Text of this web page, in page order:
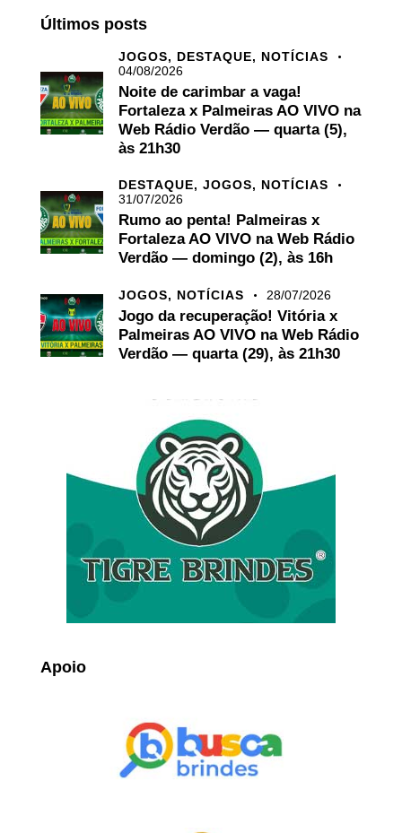
Últimos posts
JOGOS, DESTAQUE, NOTÍCIAS
04/08/2026
Noite de carimbar a vaga!
Fortaleza x Palmeiras AO VIVO na
Web Rádio Verdão — quarta (5),
às 21h30
DESTAQUE, JOGOS, NOTÍCIAS
31/07/2026
Rumo ao penta! Palmeiras x
Fortaleza AO VIVO na Web Rádio
Verdão — domingo (2), às 16h
JOGOS, NOTÍCIAS 28/07/2026
Jogo da recuperação! Vitória x
Palmeiras AO VIVO na Web Rádio
Verdão — quarta (29), às 21h30
Apoio